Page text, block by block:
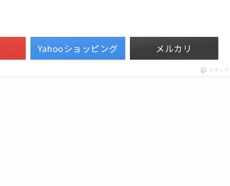
Yahooショッピング メルカリ
ポチップ